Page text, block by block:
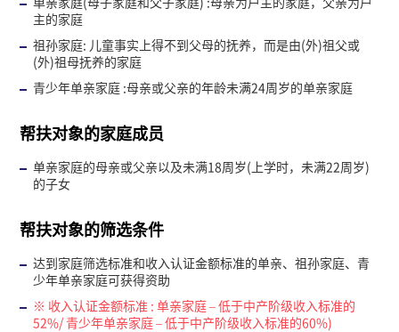
主的家庭
祖孙家庭: 儿童事实上得不到父母的抚养，而是由(外)祖父或
(外)祖母抚养的家庭
青少年单亲家庭 :母亲或父亲的年龄未满24周岁的单亲家庭
帮扶对象的家庭成员
单亲家庭的母亲或父亲以及未满18周岁(上学时，未满22周岁)
的子女
帮扶对象的筛选条件
达到家庭筛选标准和收入认证金额标准的单亲、祖孙家庭、青
少年单亲家庭可获得资助
※ 收入认证金额标准 : 单亲家庭 – 低于中产阶级收入标准的
52%/ 青少年单亲家庭 – 低于中产阶级收入标准的60%)